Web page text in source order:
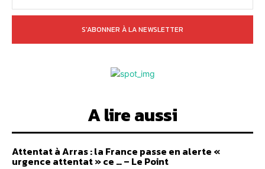
S'ABONNER À LA NEWSLETTER
A lire aussi
Attentat à Arras : la France passe en alerte «
urgence attentat » ce … – Le Point